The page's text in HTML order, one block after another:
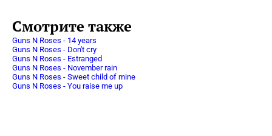
Смотрите также
Guns N Roses - 14 years
Guns N Roses - Don't cry
Guns N Roses - Estranged
Guns N Roses - November rain
Guns N Roses - Sweet child of mine
Guns N Roses - You raise me up